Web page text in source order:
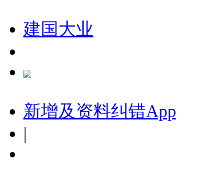
建国大业
新增及资料纠错App
|